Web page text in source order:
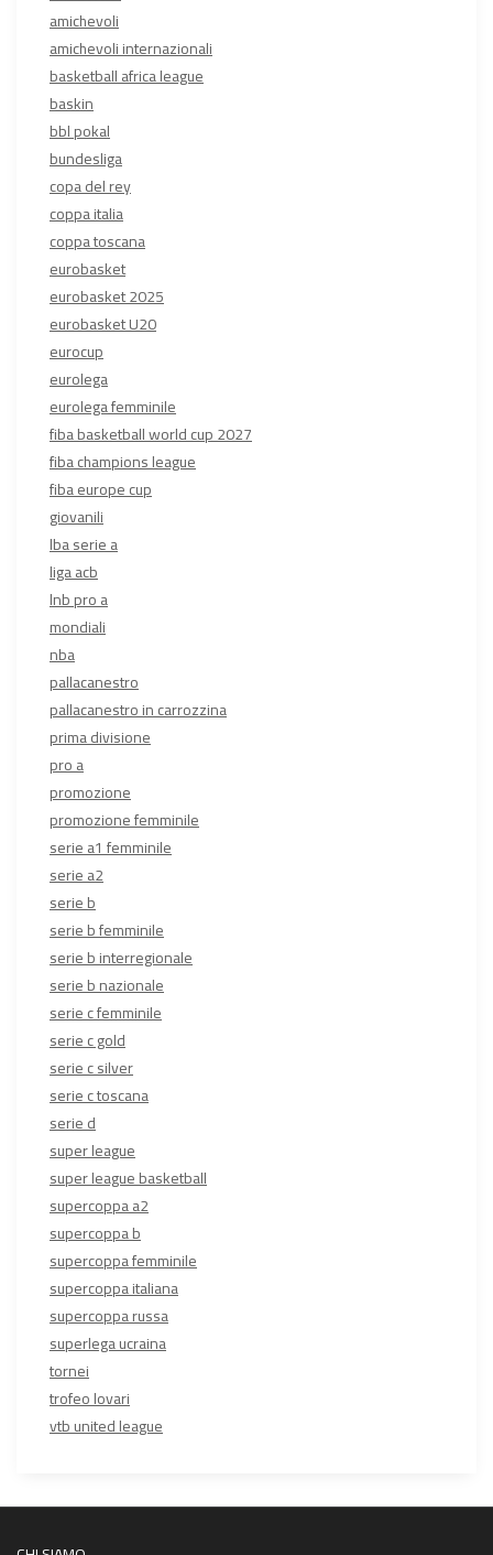
amichevoli
amichevoli internazionali
basketball africa league
baskin
bbl pokal
bundesliga
copa del rey
coppa italia
coppa toscana
eurobasket
eurobasket 2025
eurobasket U20
eurocup
eurolega
eurolega femminile
fiba basketball world cup 2027
fiba champions league
fiba europe cup
giovanili
lba serie a
liga acb
lnb pro a
mondiali
nba
pallacanestro
pallacanestro in carrozzina
prima divisione
pro a
promozione
promozione femminile
serie a1 femminile
serie a2
serie b
serie b femminile
serie b interregionale
serie b nazionale
serie c femminile
serie c gold
serie c silver
serie c toscana
serie d
super league
super league basketball
supercoppa a2
supercoppa b
supercoppa femminile
supercoppa italiana
supercoppa russa
superlega ucraina
tornei
trofeo lovari
vtb united league